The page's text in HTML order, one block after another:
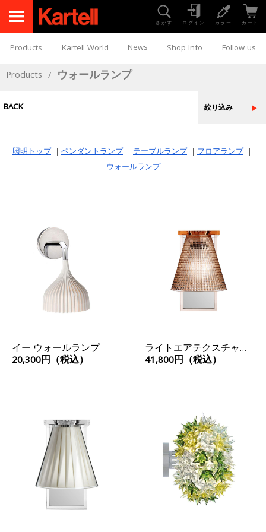
さがす ログイン カラー カート
Products Kartell World News Shop Info Follow us
Products / ウォールランプ
BACK 絞り込み
照明トップ｜ ペンダントランプ｜ テーブルランプ｜ フロアランプ｜
ウォールランプ
イー ウォールランプ
20,300円（税込）
ライトエアテクスチャ
（ウォール）
41,800円（税込）